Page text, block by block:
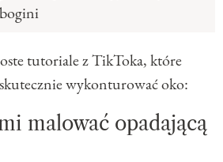
bogini
tutoriale z TikToka, które
wykonturować oko:
malować opadającą